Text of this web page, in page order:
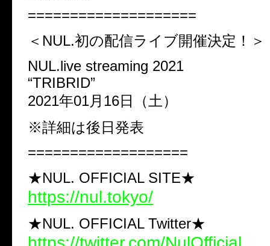
====================
＜NUL.初の配信ライブ開催決定！＞
NUL.live streaming 2021
“TRIBRID”
2021年01月16日（土）
※詳細は後日発表
===================
★NUL. OFFICIAL SITE★
https://nul.tokyo/
★NUL. OFFICIAL Twitter★